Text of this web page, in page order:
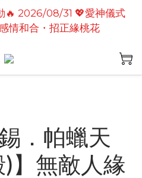
🔥2026/08/19 💗2026七夕
國高僧祈願點燈儀式
🔥 2026/08/31 💖愛神儀式
情和合・招正緣桃花
🔥2026/08/19 💗2026七夕
．帕蠟天
】無敵人緣